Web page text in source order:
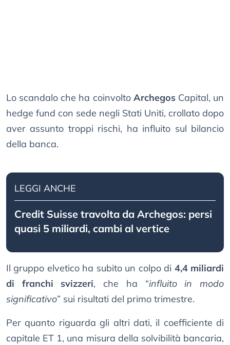
Lo scandalo che ha coinvolto ArchegosCapital, un
hedge fund con sede negli Stati Uniti, crollato dopo
aver assunto troppi rischi, ha influito sul bilancio
della banca.
LEGGI ANCHE
Credit Suisse travolta da Archegos: persi
quasi 5 miliardi, cambi al vertice
Il gruppo elvetico ha subito un colpo di 4,4 miliardi
di franchi svizzeri, che ha “influito in modo
significativo” sui risultati del primo trimestre.
Per quanto riguarda gli altri dati, il coefficiente di
capitale ET 1, una misura della solvibilità bancaria,